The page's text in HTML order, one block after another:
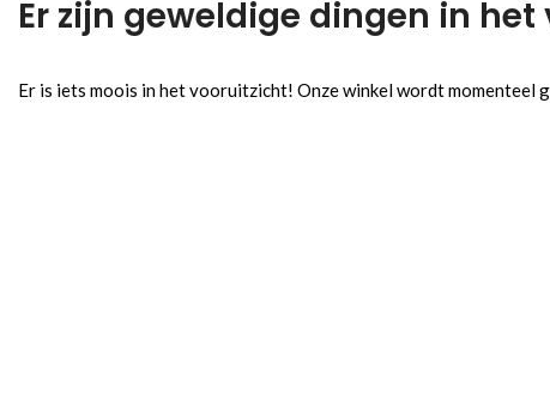
Er zijn geweldige dingen in
Er is iets moois in het vooruitzicht! Onze winkel wordt momenteel